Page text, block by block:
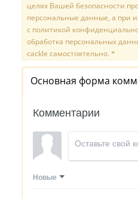
целях Вашей безопасности
персональные данные, а при
с политикой
обработка персональных
cackle самостоятельно. *
Основная форма
Комментарии
Новые